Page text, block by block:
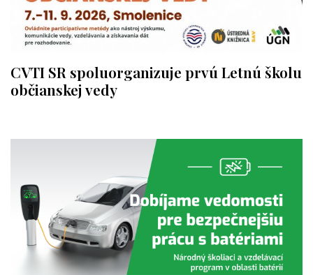
CVTI SR spoluorganizuje prvú Letnú školu
občianskej vedy